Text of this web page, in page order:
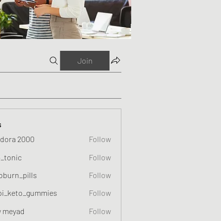
Join
2000
Follow
Follow
Follow
Follow
meyad
Follow